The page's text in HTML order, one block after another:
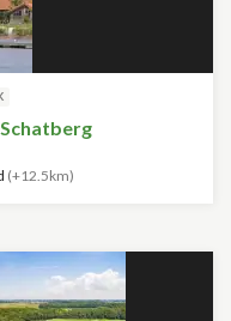
(+12.5km)